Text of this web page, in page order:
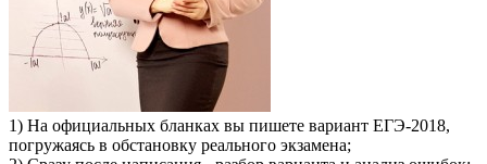
1) На официальных бланках вы пишете вариант ЕГЭ-2018,
погружаясь в обстановку реального экзамена;